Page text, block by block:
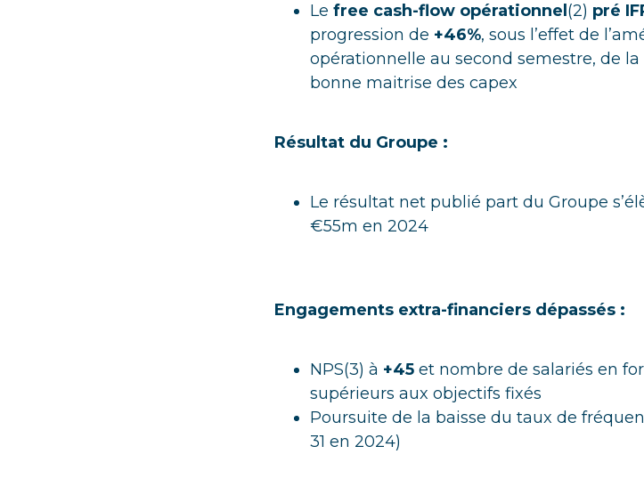
Le free cash-flow opérationnel (2) pré
progression de +46%, sous l’effet de
opérationnelle au second semestre, de
bonne maitrise des capex
Résultat du Groupe :
Le résultat net publié part du Groupe
€55m en 2024
Engagements extra-financiers dépassés :
NPS(3) à +45 et nombre de salariés en
supérieurs aux objectifs fixés
Poursuite de la baisse du taux de
31 en 2024)